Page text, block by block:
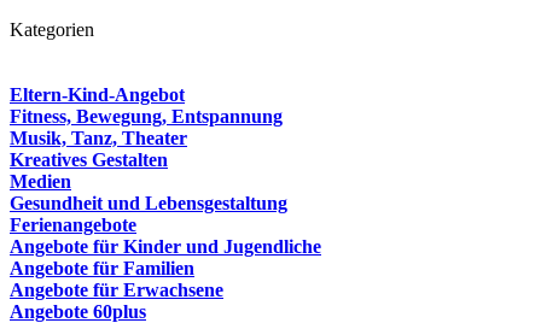
Kategorien
Eltern-Kind-Angebot
Fitness, Bewegung, Entspannung
Musik, Tanz, Theater
Kreatives Gestalten
Medien
Gesundheit und Lebensgestaltung
Ferienangebote
Angebote für Kinder und Jugendliche
Angebote für Familien
Angebote für Erwachsene
Angebote 60plus